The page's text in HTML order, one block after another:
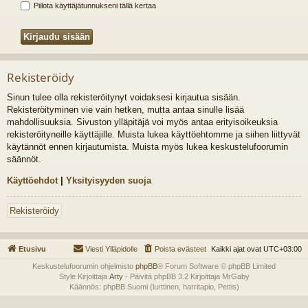
Piilota käyttäjätunnukseni tällä kertaa
Rekisteröidy
Sinun tulee olla rekisteröitynyt voidaksesi kirjautua sisään.
Rekisteröityminen vie vain hetken, mutta antaa sinulle lisää
mahdollisuuksia. Sivuston ylläpitäjä voi myös antaa erityisoikeuksia
rekisteröityneille käyttäjille. Muista lukea käyttöehtomme ja siihen liittyvät
käytännöt ennen kirjautumista. Muista myös lukea keskustelufoorumin
säännöt.
Käyttöehdot | Yksityisyyden suoja
Rekisteröidy
Etusivu Kaikki ajat ovat UTC+03:00
Poista evästeet
Viesti Ylläpidolle
Keskustelufoorumin ohjelmisto phpBB® Forum Software © phpBB Limited
Style Kirjoittaja Arty- Päivitä phpBB 3.2 Kirjoittaja MrGaby
Käännös: phpBB Suomi (lurttinen, harritapio, Pettis)